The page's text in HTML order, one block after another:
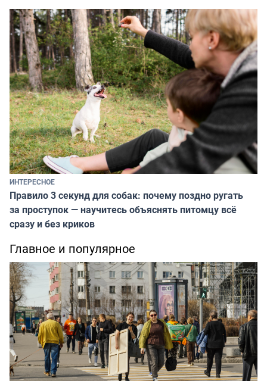
ИНТЕРЕСНОЕ
Правило 3 секунд для собак: почему поздно ругать
за проступок — научитесь объяснять питомцу всё
сразу и без криков
Главное и популярное